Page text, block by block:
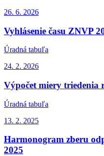
26. 6. 2026
Vyhlásenie času ZNVP
Úradná tabuľa
24. 2. 2026
Výpočet miery triedenia
Úradná tabuľa
13. 2. 2025
Harmonogram zberu
2025